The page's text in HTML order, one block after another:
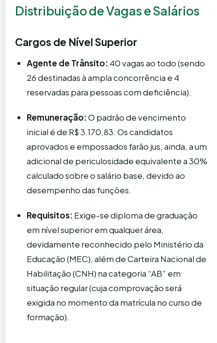
Distribuição de Vagas e Salários
Cargos de Nível Superior
Agente de Trânsito: 40 vagas ao todo (sendo
26 destinadas à ampla concorrência e 4
reservadas para pessoas com deficiência).
Remuneração:O padrão de vencimento
inicial é de R$ 3.170,83. Os candidatos
aprovados e empossados farão jus, ainda, a um
adicional de periculosidade equivalente a 30%
calculado sobre o salário base, devido ao
desempenho das funções.
Requisitos: Exige-se diploma de graduação
em nível superior em qualquer área,
devidamente reconhecido pelo Ministério da
Educação (MEC), além de Carteira Nacional de
Habilitação (CNH) na categoria “AB” em
situação regular (cuja comprovação será
exigida no momento da matrícula no curso de
formação).